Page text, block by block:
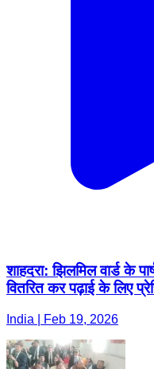
शाहदरा: झिलमिल वार्ड के
वितरित कर पढ़ाई के लिए
India | Feb 19, 2026